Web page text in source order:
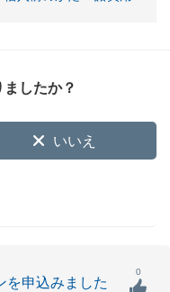
したか？
いいえ
を申込みました
0